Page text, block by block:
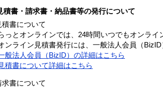
積書・請求書・納品書等の発行について
積書について
っとオンラインでは、24時間いつでもオンライ
ンライン見積書発行には、一般法人会員（BizID
般法人会員（BizID）の詳細はこちら
積書について詳細はこちら
求書について